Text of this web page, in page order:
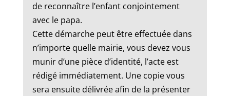
de reconnaître l’enfant conjointement
avec le papa.
Cette démarche peut être effectuée dans
n’importe quelle mairie, vous devez vous
munir d’une pièce d’identité, l’acte est
rédigé immédiatement. Une copie vous
sera ensuite délivrée afin de la présenter